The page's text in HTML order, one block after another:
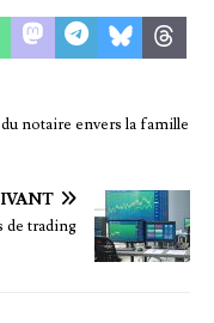
notaire envers la famille
de trading